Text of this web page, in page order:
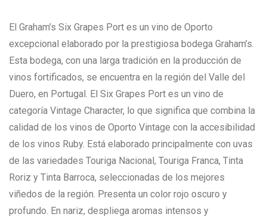
El Graham’s Six Grapes Port es un vino de Oporto
excepcional elaborado por la prestigiosa bodega Graham’s.
Esta bodega, con una larga tradición en la producción de
vinos fortificados, se encuentra en la región del Valle del
Duero, en Portugal. El Six Grapes Port es un vino de
categoría Vintage Character, lo que significa que combina la
calidad de los vinos de Oporto Vintage con la accesibilidad
de los vinos Ruby. Está elaborado principalmente con uvas
de las variedades Touriga Nacional, Touriga Franca, Tinta
Roriz y Tinta Barroca, seleccionadas de los mejores
viñedos de la región. Presenta un color rojo oscuro y
profundo. En nariz, despliega aromas intensos y